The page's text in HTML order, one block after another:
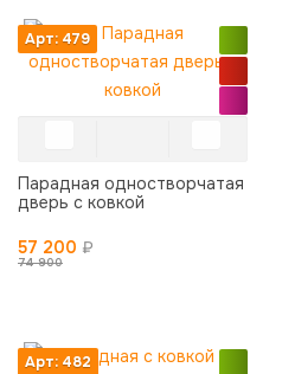
Арт: 479
Парадная одностворчатая
дверь с ковкой
57 200 ₽
74 900
Арт: 482